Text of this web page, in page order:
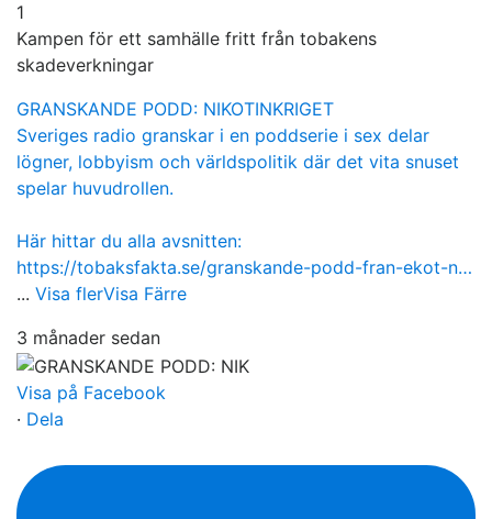
1
Kampen för ett samhälle fritt från tobakens
skadeverkningar
GRANSKANDE PODD: NIKOTINKRIGET
Sveriges radio granskar i en poddserie i sex delar
lögner, lobbyism och världspolitik där det vita snuset
spelar huvudrollen.
Här hittar du alla avsnitten:
https://tobaksfakta.se/granskande-podd-fran-ekot-n…
... Visa flerVisa Färre
3 månader sedan
Visa på Facebook
· Dela